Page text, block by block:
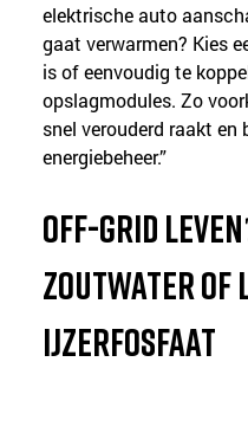
elektrische auto
gaat verwarmen? Kies
is of eenvoudig te
opslagmodules. Zo
snel verouderd raakt
energiebeheer.”
Off-grid
zoutwater of
ijzerfosfaat